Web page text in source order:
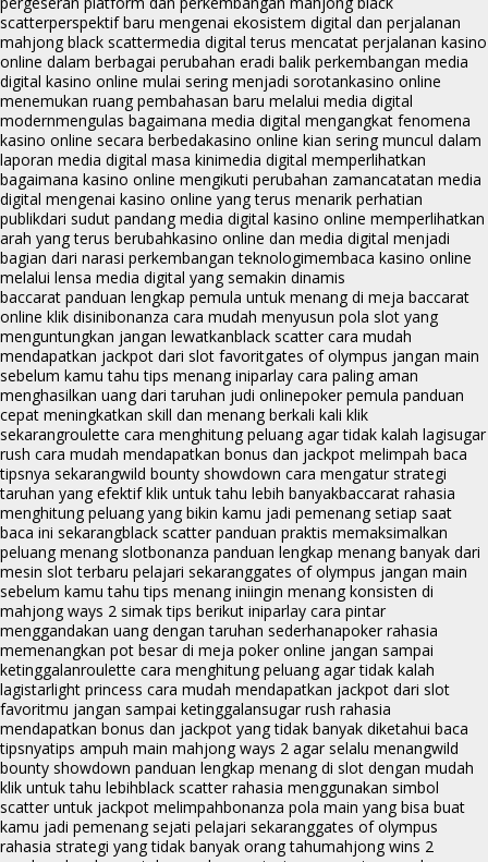
scatterperspektif baru mengenai ekosistem digital dan perjalanan
mahjong black scattermedia digital terus mencatat perjalanan kasino
online dalam berbagai perubahan eradi balik perkembangan media
digital kasino online mulai sering menjadi sorotankasino online
menemukan ruang pembahasan baru melalui media digital
modernmengulas bagaimana media digital mengangkat fenomena
kasino online secara berbedakasino online kian sering muncul dalam
laporan media digital masa kinimedia digital memperlihatkan
bagaimana kasino online mengikuti perubahan zamancatatan media
digital mengenai kasino online yang terus menarik perhatian
publikdari sudut pandang media digital kasino online memperlihatkan
arah yang terus berubahkasino online dan media digital menjadi
bagian dari narasi perkembangan teknologimembaca kasino online
melalui lensa media digital yang semakin dinamis
baccarat panduan lengkap pemula untuk menang di meja baccarat
online klik disinibonanza cara mudah menyusun pola slot yang
menguntungkan jangan lewatkanblack scatter cara mudah
mendapatkan jackpot dari slot favoritgates of olympus jangan main
sebelum kamu tahu tips menang iniparlay cara paling aman
menghasilkan uang dari taruhan judi onlinepoker pemula panduan
cepat meningkatkan skill dan menang berkali kali klik
sekarangroulette cara menghitung peluang agar tidak kalah lagisugar
rush cara mudah mendapatkan bonus dan jackpot melimpah baca
tipsnya sekarangwild bounty showdown cara mengatur strategi
taruhan yang efektif klik untuk tahu lebih banyakbaccarat rahasia
menghitung peluang yang bikin kamu jadi pemenang setiap saat
baca ini sekarangblack scatter panduan praktis memaksimalkan
peluang menang slotbonanza panduan lengkap menang banyak dari
mesin slot terbaru pelajari sekaranggates of olympus jangan main
sebelum kamu tahu tips menang iniingin menang konsisten di
mahjong ways 2 simak tips berikut iniparlay cara pintar
menggandakan uang dengan taruhan sederhanapoker rahasia
memenangkan pot besar di meja poker online jangan sampai
ketinggalanroulette cara menghitung peluang agar tidak kalah
lagistarlight princess cara mudah mendapatkan jackpot dari slot
favoritmu jangan sampai ketinggalansugar rush rahasia
mendapatkan bonus dan jackpot yang tidak banyak diketahui baca
tipsnyatips ampuh main mahjong ways 2 agar selalu menangwild
bounty showdown panduan lengkap menang di slot dengan mudah
klik untuk tahu lebihblack scatter rahasia menggunakan simbol
scatter untuk jackpot melimpahbonanza pola main yang bisa buat
kamu jadi pemenang sejati pelajari sekaranggates of olympus
rahasia strategi yang tidak banyak orang tahumahjong wins 2